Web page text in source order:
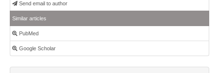
Send email to author
Similar articles
PubMed
Google Scholar